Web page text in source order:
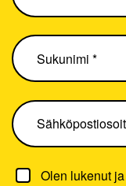
Olen lukenut